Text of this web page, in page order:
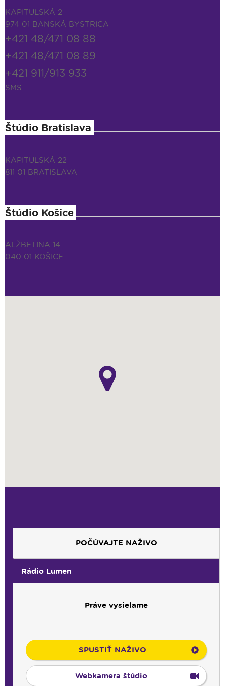
KAPITULSKÁ 2
974 01 BANSKÁ BYSTRICA
+421 48/471 08 88
+421 48/471 08 89
+421 911/913 933
SMS
Štúdio Bratislava
KAPITULSKÁ 22
811 01 BRATISLAVA
Štúdio Košice
ALŽBETINA 14
040 01 KOŠICE
POČÚVAJTE NAŽIVO
Rádio Lumen
Práve vysielame
SPUSTIŤ NAŽIVO
Webkamera štúdio